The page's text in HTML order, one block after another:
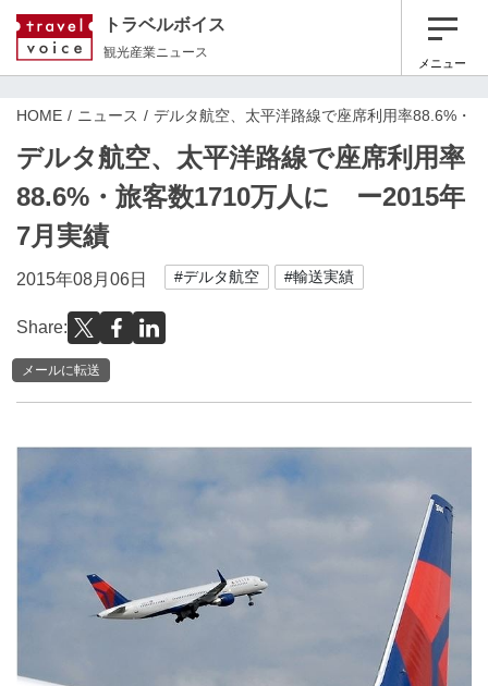
トラベルボイス
観光産業ニュース
メニュー
HOME ニュース デルタ航空、太平洋路線で座席利用率88.6%・
デルタ航空、太平洋路線で座席利用率
88.6%・旅客数1710万人に ー2015年
7月実績
2015年08月06日 #デルタ航空 #輸送実績
Share:
メールに転送